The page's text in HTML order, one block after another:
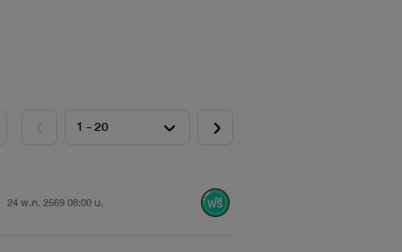
24 พ.ค. 2569 08:00 น.